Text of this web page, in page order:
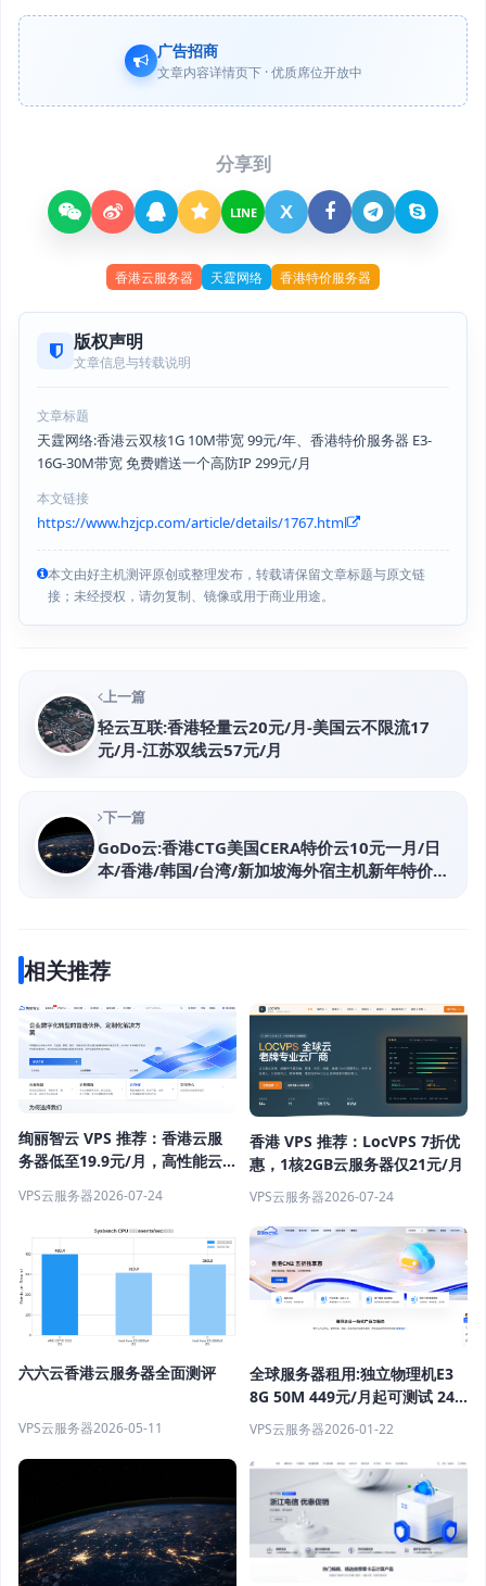
广告招商
文章内容详情页下 · 优质席位开放中
分享到
LINE X
香港云服务器 天霆网络 香港特价服务器
版权声明
文章信息与转载说明
文章标题
天霆网络:香港云双核1G 10M带宽 99元/年、香港特价服务器 E3-
16G-30M带宽 免费赠送一个高防IP 299元/月
本文链接
https://www.hzjcp.com/article/details/1767.html
本文由好主机测评原创或整理发布，转载请保留文章标题与原文链
接；未经授权，请勿复制、镜像或用于商业用途。
上一篇
轻云互联:香港轻量云20元/月-美国云不限流17
元/月-江苏双线云57元/月
下一篇
GoDo云:香港CTG美国CERA特价云10元一月/日
本/香港/韩国/台湾/新加坡海外宿主机新年特价优
相关推荐
绚丽智云 VPS 推荐：香港云服
务器低至19.9元/月，高性能云
VPS云服务器2026-07-24
香港 VPS 推荐：LocVPS 7折优
惠，1核2GB云服务器仅21元/月
VPS云服务器2026-07-24
六六云香港云服务器全面测评
VPS云服务器2026-05-11
全球服务器租用:独立物理机E3
8G 50M 449元/月起可测试 24
小时在线售后秒回复
VPS云服务器2026-01-22